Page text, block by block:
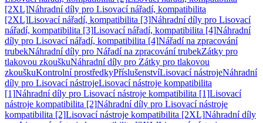
[2XL]Náhradní díly pro Lisovací nářadí, kompatibilita
[2XL]Lisovací nářadí, kompatibilita [3]Náhradní díly pro Lisovací
nářadí, kompatibilita [3]Lisovací nářadí, kompatibilita [4]Náhradní
díly pro Lisovací nářadí, kompatibilita [4]Nářadí na zpracování
trubekNáhradní díly pro Nářadí na zpracování trubekZátky pro
tlakovou zkouškuNáhradní díly pro Zátky pro tlakovou
zkouškuKontrolní prostředkyPříslušenstvíLisovací nástrojeNáhradní
díly pro Lisovací nástrojeLisovací nástroje kompatibilita
[1]Náhradní díly pro Lisovací nástroje kompatibilita [1]Lisovací
nástroje kompatibilita [2]Náhradní díly pro Lisovací nástroje
kompatibilita [2]Lisovací nástroje kompatibilita [2XL]Náhradní díly